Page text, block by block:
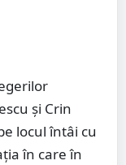
și Crin
locul întâi cu
în care în